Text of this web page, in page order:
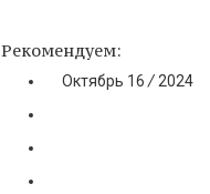
Рекомендуем:
Октябрь 16 / 2024